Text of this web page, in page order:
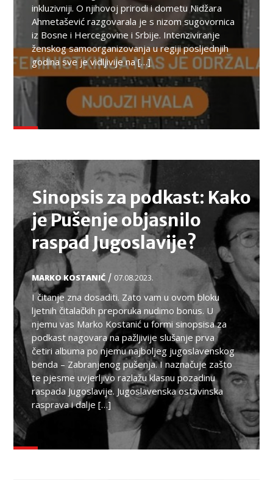
inkluzivniji. O njihovoj prirodi i dometu Nidžara
Ahmetašević razgovarala je s nizom sugovornica
iz Bosne i Hercegovine i Srbije. Intenziviranje
ženskog samoorganizovanja u regiji posljednjih
godina sve je vidljivije na […]
Sinopsis za podkast: Kako
je Pušenje objasnilo
raspad Jugoslavije?
MARKO KOSTANIĆ / 07.08.2023.
I čitanje zna dosaditi. Zato vam u ovom bloku
ljetnih čitalačkih preporuka nudimo bonus. U
njemu vas Marko Kostanić u formi sinopsisa za
podkast nagovara na pažljivije slušanje prva
četiri albuma po njemu najboljeg jugoslavenskog
benda – Zabranjenog pušenja. I naznačuje zašto
te pjesme uvjerljivo razlažu klasnu pozadinu
raspada Jugoslavije. Jugoslavenska ostavinska
rasprava i dalje […]